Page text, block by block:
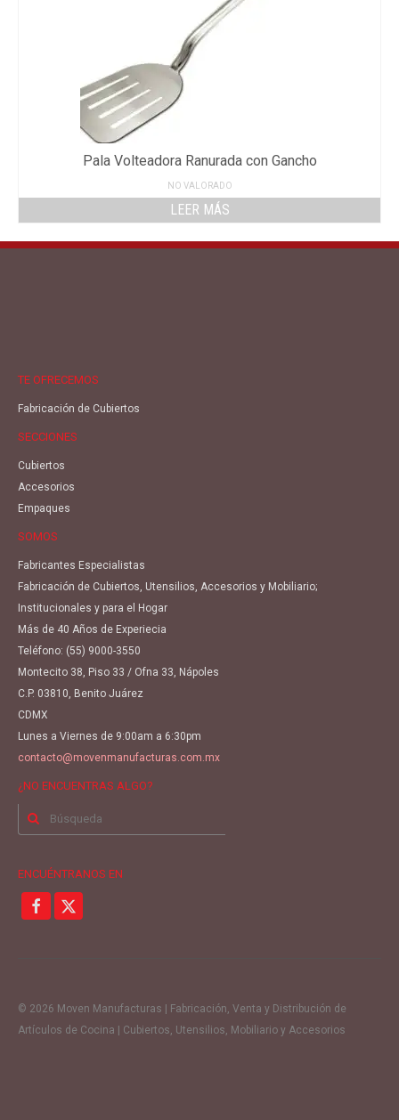
Pala Volteadora Ranurada con Gancho
NO VALORADO
LEER MÁS
TE OFRECEMOS
Fabricación de Cubiertos
SECCIONES
Cubiertos
Accesorios
Empaques
SOMOS
Fabricantes Especialistas
Fabricación de Cubiertos, Utensilios, Accesorios y Mobiliario;
Institucionales y para el Hogar
Más de 40 Años de Experiecia
Teléfono: (55) 9000-3550
Montecito 38, Piso 33 / Ofna 33, Nápoles
C.P. 03810, Benito Juárez
CDMX
Lunes a Viernes de 9:00am a 6:30pm
contacto@movenmanufacturas.com.mx
¿NO ENCUENTRAS ALGO?
Buscar
ENCUÉNTRANOS EN
© 2026 Moven Manufacturas | Fabricación, Venta y Distribución de
Artículos de Cocina | Cubiertos, Utensilios, Mobiliario y Accesorios